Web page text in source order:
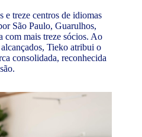
e treze centros de idiomas
São Paulo, Guarulhos,
com mais treze sócios. Ao
Tieko atribui o
consolidada, reconhecida